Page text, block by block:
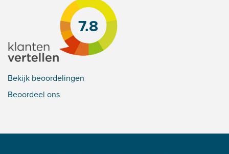
7.8
Bekijk beoordelingen
Beoordeel ons